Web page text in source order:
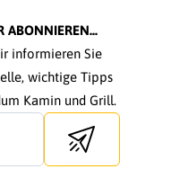
ABONNIEREN...
informieren Sie
wichtige Tipps
Kamin und Grill.
Send newsletter